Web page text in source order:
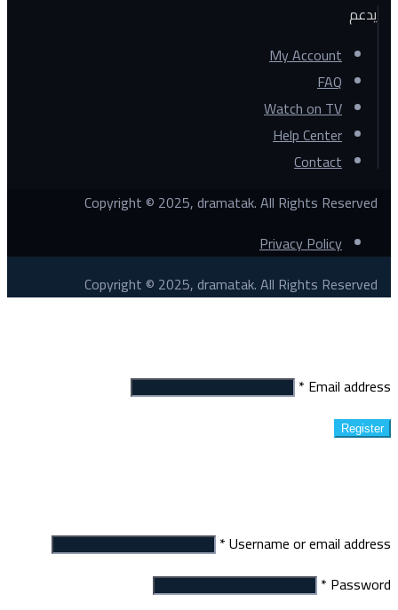
يدعم
My Account
FAQ
Watch on TV
Help Center
Contact
Copyright © 2025, dramatak. All Rights Reserved
Privacy Policy
Copyright © 2025, dramatak. All Rights Reserved
Email address
*
Register
Username or email address
*
Password
*